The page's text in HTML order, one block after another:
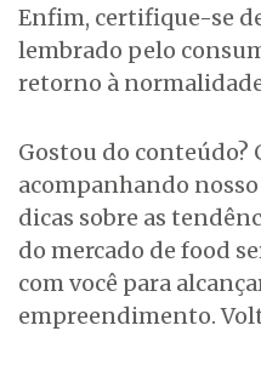
Enfim, certifique-se
lembrado pelo
retorno à
Gostou do conteúdo?
acompanhando
dicas sobre as
do mercado de food
com você para
empreendimento.